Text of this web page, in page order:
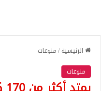
الرئيسية/منوعات
منوعات